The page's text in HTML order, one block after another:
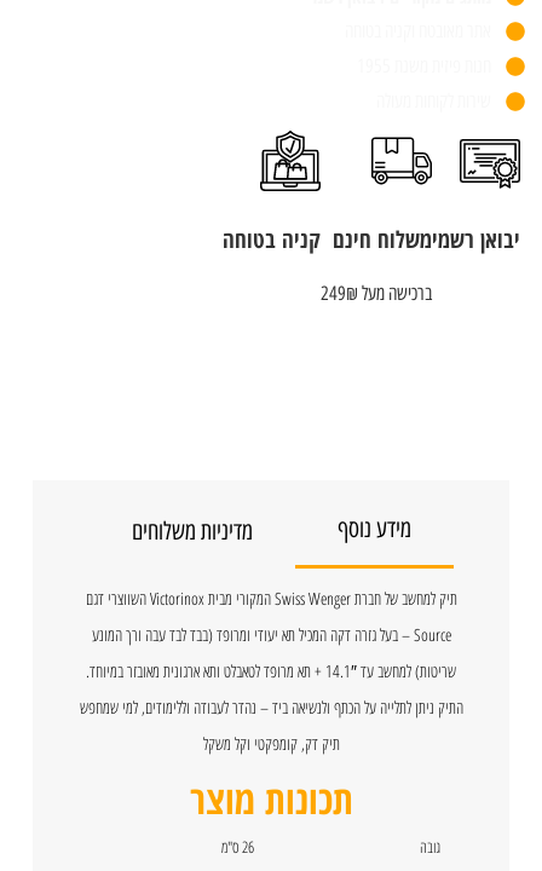
יבואן רשמימשלוח חינם
ברכישה מעל 249₪
קניה בטוחה
מידע נוסף מדיניות משלוחים
תיק למחשב של חברת Swiss Wenger המקורי מבית Victorinox השווצרי דגם
Source – בעל גזרה דקה המכיל תא יעודי ומרופד (בבד לבד עבה ורך המונע
שריטות) למחשב עד 14.1″ + תא מרופד לטאבלט ותא ארגונית מאובזר במיוחד.
התיק ניתן לתלייה על הכתף ולנשיאה ביד – נהדר לעבודה וללימודים, למי שמחפש
תיק דק, קומפקטי וקל משקל
תכונות מוצר
גובה 26 ס"מ